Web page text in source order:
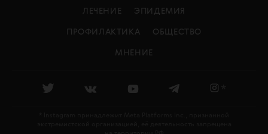
ЛЕЧЕНИЕ ЭПИДЕМИЯ
ПРОФИЛАКТИКА ОБЩЕСТВО
МНЕНИЕ